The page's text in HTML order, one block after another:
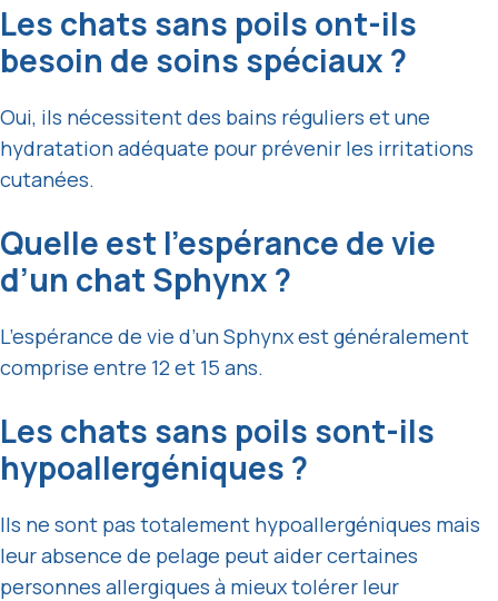
Les chats sans poils ont-ils
besoin de soins spéciaux ?
Oui, ils nécessitent des bains réguliers et une
hydratation adéquate pour prévenir les irritations
cutanées.
Quelle est l’espérance de vie
d’un chat Sphynx ?
L’espérance de vie d’un Sphynx est généralement
comprise entre 12 et 15 ans.
Les chats sans poils sont-ils
hypoallergéniques ?
Ils ne sont pas totalement hypoallergéniques mais
leur absence de pelage peut aider certaines
personnes allergiques à mieux tolérer leur